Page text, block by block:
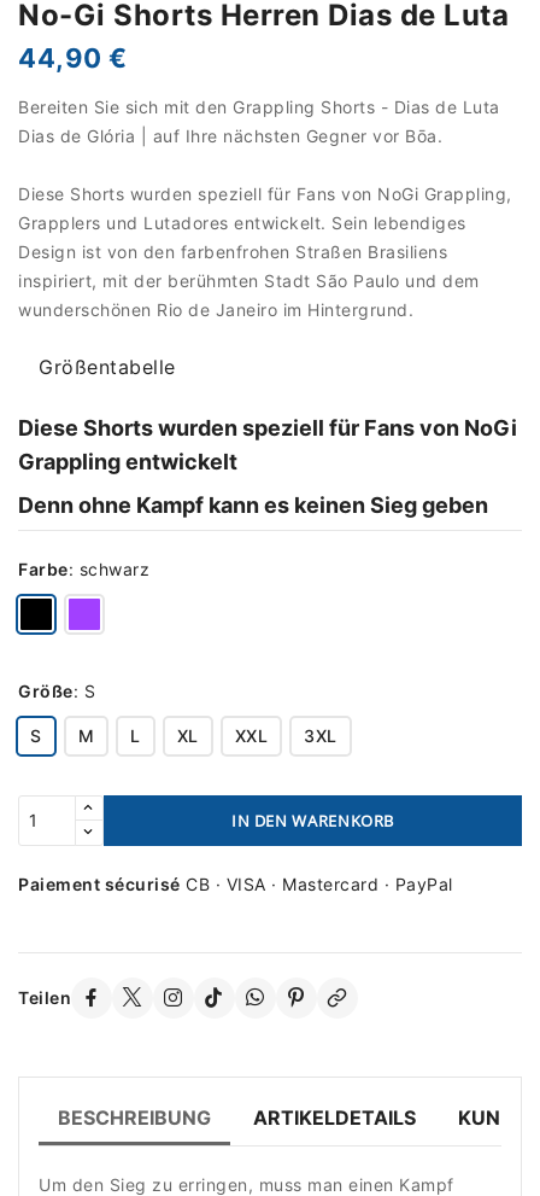
No-Gi Shorts Herren Dias de Luta
44,90 €
Bereiten Sie sich mit den Grappling Shorts - Dias de Luta
Dias de Glória | auf Ihre nächsten Gegner vor Bōa.
Diese Shorts wurden speziell für Fans von NoGi Grappling,
Grapplers und Lutadores entwickelt. Sein lebendiges
Design ist von den farbenfrohen Straßen Brasiliens
inspiriert, mit der berühmten Stadt São Paulo und dem
wunderschönen Rio de Janeiro im Hintergrund.
Größentabelle
Diese Shorts wurden speziell für Fans von NoGi
Grappling entwickelt
Denn ohne Kampf kann es keinen Sieg geben
Farbe: schwarz
Größe: S
S M L XL XXL 3XL
IN DEN WARENKORB
Paiement sécurisé CB · VISA · Mastercard · PayPal
Teilen
BESCHREIBUNG ARTIKELDETAILS
Um den Sieg zu erringen, muss man einen Kampf